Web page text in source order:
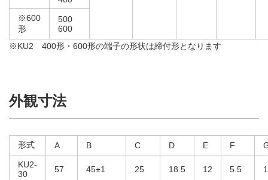
※600
形
500
600
※KU2 400形・600形の端子の形状は締付形となります
外観寸法
形式 A B C D E F
KU2-
30
57 45±1 25 18.5 12 5.5